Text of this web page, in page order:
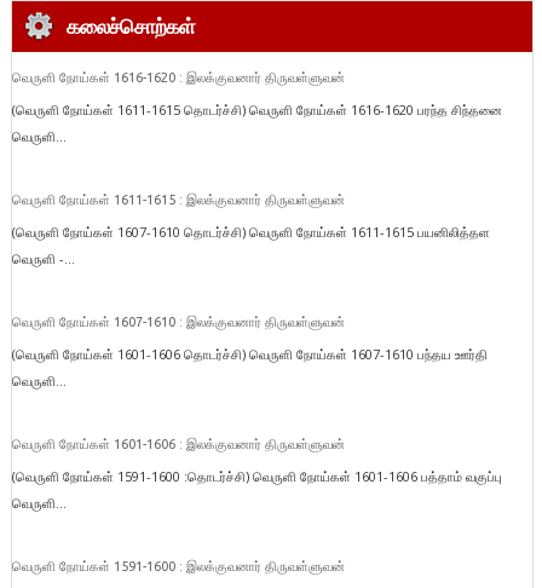
கலைச்சொற்கள்
வெருளி நோய்கள் 1616-1620 : இலக்குவனார் திருவள்ளுவன்
(வெருளி நோய்கள் 1611-1615 தொடர்ச்சி) வெருளி நோய்கள் 1616-1620 பரந்த சிந்தனை
வெருளி...
வெருளி நோய்கள் 1611-1615 : இலக்குவனார் திருவள்ளுவன்
(வெருளி நோய்கள் 1607-1610 தொடர்ச்சி) வெருளி நோய்கள் 1611-1615 பயனிலித்தள
வெருளி -...
வெருளி நோய்கள் 1607-1610 : இலக்குவனார் திருவள்ளுவன்
(வெருளி நோய்கள் 1601-1606 தொடர்ச்சி) வெருளி நோய்கள் 1607-1610 பந்தய ஊர்தி
வெருளி...
வெருளி நோய்கள் 1601-1606 : இலக்குவனார் திருவள்ளுவன்
(வெருளி நோய்கள் 1591-1600 :தொடர்ச்சி) வெருளி நோய்கள் 1601-1606 பத்தாம் வகுப்பு
வெருளி...
வெருளி நோய்கள் 1591-1600 : இலக்குவனார் திருவள்ளுவன்